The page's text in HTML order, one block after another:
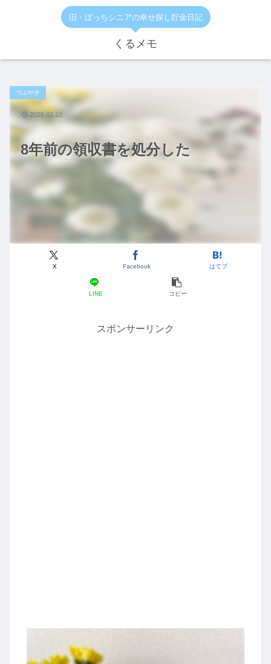
旧・ぼっちシニアの幸せ探し貯金日記
くるメモ
8年前の領収書を処分した
つぶやき
X Facebook はてブ
LINE コピー
2026.02.12
スポンサーリンク